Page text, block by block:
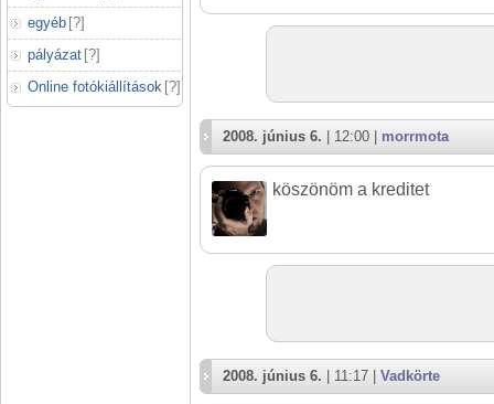
egyéb [?]
pályázat [?]
Online fotókiállítások [?]
2008. június 6. | 12:00 | morrmota
köszönöm a kreditet
2008. június 6. | 11:17 | Vadkörte